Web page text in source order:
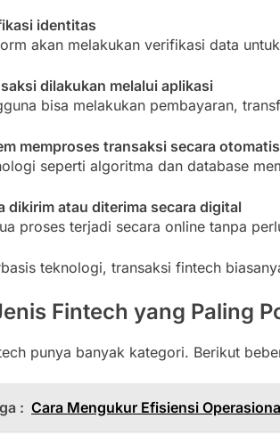
identitas
akan melakukan verifikasi data
dilakukan melalui aplikasi
bisa melakukan pembayaran,
memproses transaksi secara otomatis
seperti algoritma dan database
dikirim atau diterima secara digital
proses terjadi secara online tanpa
teknologi, transaksi fintech
Fintech yang Paling
punya banyak kategori. Berikut
: Cara Mengukur Efisiensi